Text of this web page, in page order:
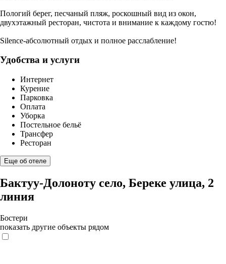
Пологий берег, песчаный пляж, роскошный вид из окон,
двухэтажный ресторан, чистота и внимание к каждому гостю!
Silence-абсолютный отдых и полное расслабление!
Удобства и услуги
Интернет
Курение
Парковка
Оплата
Уборка
Постельное бельё
Трансфер
Ресторан
Еще об отеле
Бактуу-Долоноту село, Береке улица, 2
линия
Бостери
показать другие объекты рядом